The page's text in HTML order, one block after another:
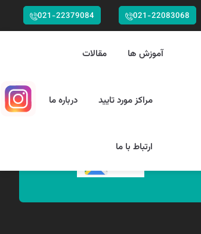
021-22083068
021-22379084
آموزش ها مقالات
مراکز مورد تایید درباره ما
ارتباط با ما